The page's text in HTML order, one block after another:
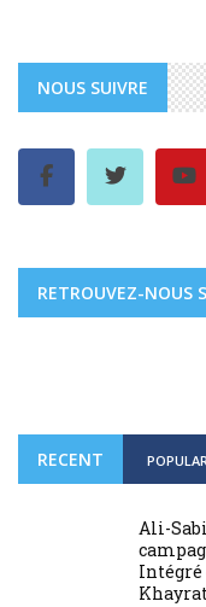
NOUS SUIVRE
RETROUVEZ-NOUS
RECENT
Ali-
Intégré